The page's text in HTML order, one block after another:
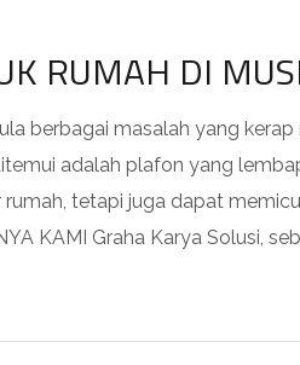
RUMAH DI
berbagai masalah yang
adalah plafon yang
tetapi juga dapat
KAMI Graha Karya Solusi,